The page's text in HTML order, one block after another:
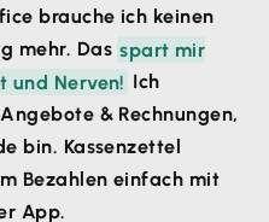
brauche ich keinen
mehr. Das spart mir
und Nerven! Ich
& Rechnungen,
bin. Kassenzettel
Bezahlen einfach mit
App.